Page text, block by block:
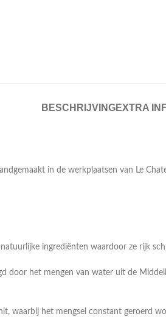
BESCHRIJVINGEXTRA
in de werkplaatsen van Le
ingrediënten waardoor ze rijk
door het mengen van water uit de
waarbij het mengsel constant geroerd